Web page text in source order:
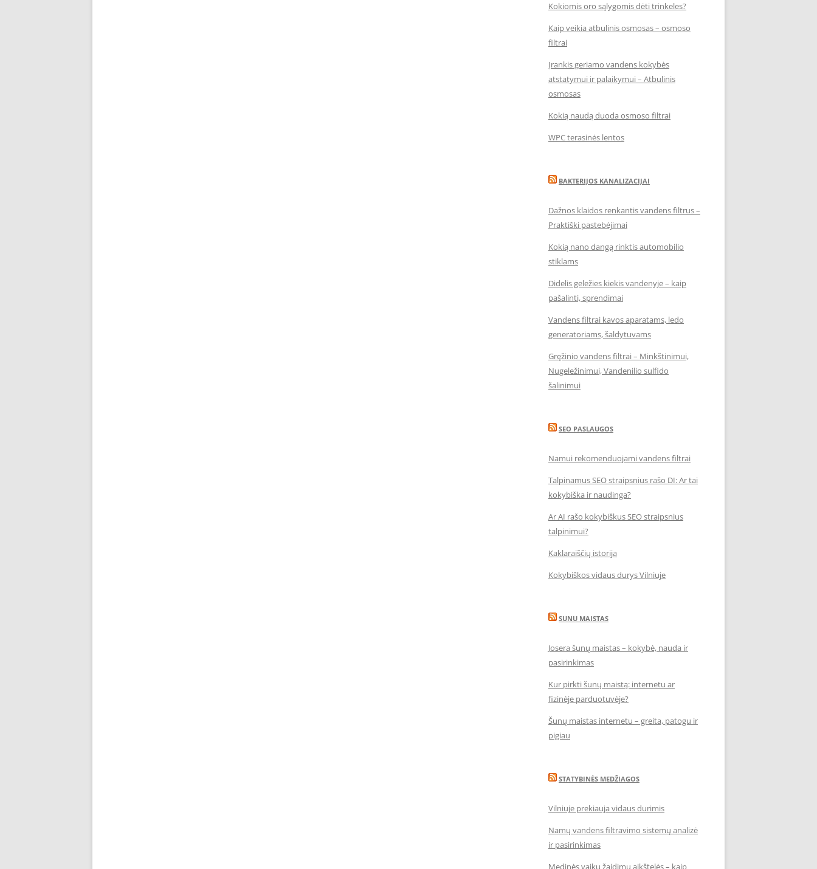
Kokiomis oro sąlygomis dėti trinkeles?
Kaip veikia atbulinis osmosas – osmoso
filtrai
Įrankis geriamo vandens kokybės
atstatymui ir palaikymui – Atbulinis
osmosas
Kokią naudą duoda osmoso filtrai
WPC terasinės lentos
BAKTERIJOS KANALIZACIJAI
Dažnos klaidos renkantis vandens filtrus –
Praktiški pastebėjimai
Kokią nano dangą rinktis automobilio
stiklams
Didelis geležies kiekis vandenyje – kaip
pašalinti, sprendimai
Vandens filtrai kavos aparatams, ledo
generatoriams, šaldytuvams
Gręžinio vandens filtrai – Minkštinimui,
Nugeležinimui, Vandenilio sulfido
šalinimui
SEO PASLAUGOS
Namui rekomenduojami vandens filtrai
Talpinamus SEO straipsnius rašo DI: Ar tai
kokybiška ir naudinga?
Ar AI rašo kokybiškus SEO straipsnius
talpinimui?
Kaklaraiščių istorija
Kokybiškos vidaus durys Vilniuje
SUNU MAISTAS
Josera šunų maistas – kokybė, nauda ir
pasirinkimas
Kur pirkti šunų maistą: internetu ar
fizinėje parduotuvėje?
Šunų maistas internetu – greita, patogu ir
pigiau
STATYBINĖS MEDŽIAGOS
Vilniuje prekiauja vidaus durimis
Namų vandens filtravimo sistemų analizė
ir pasirinkimas
Medinės vaikų žaidimų aikštelės – kaip